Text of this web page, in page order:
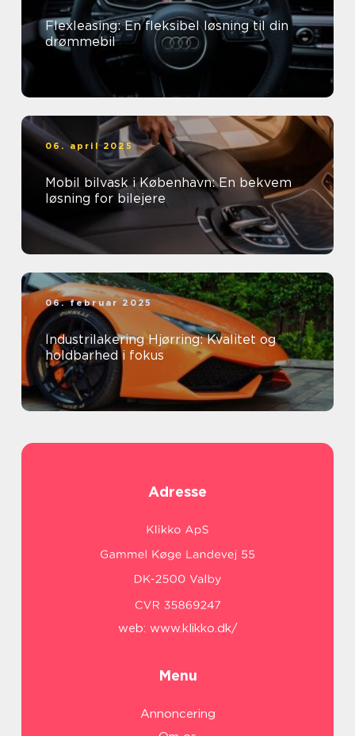
Flexleasing: En fleksibel løsning til din
drømmebil
06. april 2025
Mobil bilvask i København: En bekvem
løsning for bilejere
06. februar 2025
Industrilakering Hjørring: Kvalitet og
holdbarhed i fokus
Adresse
web: www.klikko.dk/
Menu
Annoncering